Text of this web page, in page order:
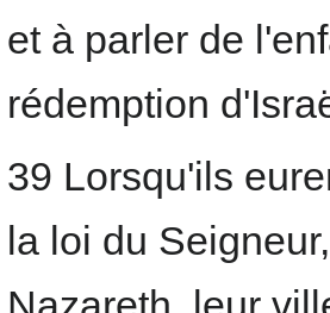
et à parler de
rédemption
39 Lorsqu'ils
la loi du